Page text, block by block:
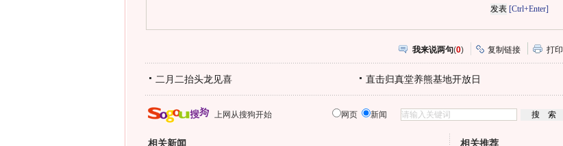
[Ctrl+Enter]
我来说两句(0) 复制链接 打印
二月二抬头龙见喜 直击归真堂养熊基地开放日
上网从搜狗开始 网页 新闻
相关新闻
相关推荐